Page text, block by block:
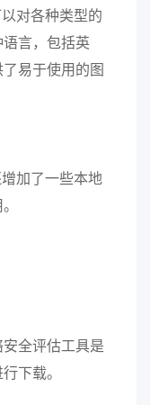
对各种类型的
言，包括英
易于使用的图
加了一些本地
全评估工具是
下载。